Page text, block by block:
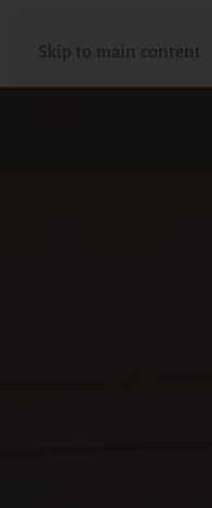
Skip to main content